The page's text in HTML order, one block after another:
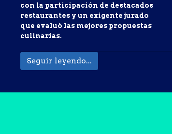
con la participación de destacados
restaurantes y un exigente jurado
que evaluó las mejores propuestas
culinarias.
Seguir leyendo...